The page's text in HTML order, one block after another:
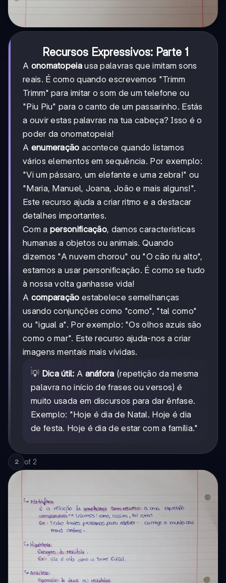
Recursos Expressivos: Parte 1
A onomatopeiausa palavras que imitam sons
reais. É como quando escrevemos "Trimm
Trimm" para imitar o som de um telefone ou
"Piu Piu" para o canto de um passarinho. Estás
a ouvir estas palavras na tua cabeça? Isso é o
poder da onomatopeia!
A enumeração acontece quando listamos
vários elementos em sequência. Por exemplo:
"Vi um pássaro, um elefante e uma zebra!" ou
"Maria, Manuel, Joana, João e mais alguns!".
Este recurso ajuda a criar ritmo e a destacar
detalhes importantes.
Com a personificação, damos características
humanas a objetos ou animais. Quando
dizemos "A nuvem chorou" ou "O cão riu alto",
estamos a usar personificação. É como se tudo
à nossa volta ganhasse vida!
A comparação estabelece semelhanças
usando conjunções como "como", "tal como"
ou "igual a". Por exemplo: "Os olhos azuis são
como o mar". Este recurso ajuda-nos a criar
imagens mentais mais vívidas.
💡 Dica útil: A anáfora (repetição da mesma
palavra no início de frases ou versos) é
muito usada em discursos para dar ênfase.
Exemplo: "Hoje é dia de Natal. Hoje é dia
de festa. Hoje é dia de estar com a família."
2 of 2